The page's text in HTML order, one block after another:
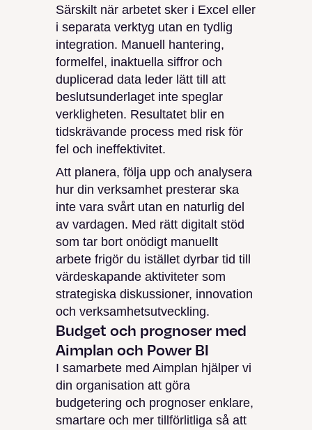
Särskilt när arbetet sker i Excel eller
i separata verktyg utan en tydlig
integration. Manuell hantering,
formelfel, inaktuella siffror och
duplicerad data leder lätt till att
beslutsunderlaget inte speglar
verkligheten. Resultatet blir en
tidskrävande process med risk för
fel och ineffektivitet.
Att planera, följa upp och analysera
hur din verksamhet presterar ska
inte vara svårt utan en naturlig del
av vardagen. Med rätt digitalt stöd
som tar bort onödigt manuellt
arbete frigör du istället dyrbar tid till
värdeskapande aktiviteter som
strategiska diskussioner, innovation
och verksamhetsutveckling.
Budget och prognoser med
Aimplan och Power BI
I samarbete med Aimplan hjälper vi
din organisation att göra
budgetering och prognoser enklare,
smartare och mer tillförlitliga så att